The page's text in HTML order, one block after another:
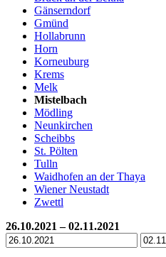
Gänserndorf
Gmünd
Hollabrunn
Horn
Korneuburg
Krems
Melk
Mistelbach
Mödling
Neunkirchen
Scheibbs
St. Pölten
Tulln
Waidhofen an der Thaya
Wiener Neustadt
Zwettl
26.10.2021 – 02.11.2021